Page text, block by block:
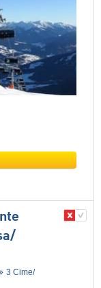
3 Cime/​